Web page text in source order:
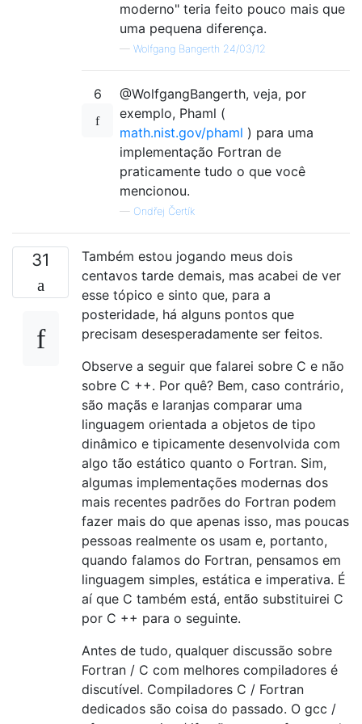
moderno" teria feito pouco mais que
uma pequena diferença.
— Wolfgang Bangerth 24/03/12
6
@WolfgangBangerth, veja, por
exemplo, Phaml (
math.nist.gov/phaml ) para uma
implementação Fortran de
praticamente tudo o que você
mencionou.
— Ondřej Čertík
31
Também estou jogando meus dois
centavos tarde demais, mas acabei de ver
esse tópico e sinto que, para a
posteridade, há alguns pontos que
precisam desesperadamente ser feitos.
Observe a seguir que falarei sobre C e não
sobre C ++. Por quê? Bem, caso contrário,
são maçãs e laranjas comparar uma
linguagem orientada a objetos de tipo
dinâmico e tipicamente desenvolvida com
algo tão estático quanto o Fortran. Sim,
algumas implementações modernas dos
mais recentes padrões do Fortran podem
fazer mais do que apenas isso, mas poucas
pessoas realmente os usam e, portanto,
quando falamos do Fortran, pensamos em
linguagem simples, estática e imperativa. É
aí que C também está, então substituirei C
por C ++ para o seguinte.
Antes de tudo, qualquer discussão sobre
Fortran / C com melhores compiladores é
discutível. Compiladores C / Fortran
dedicados são coisa do passado. O gcc /